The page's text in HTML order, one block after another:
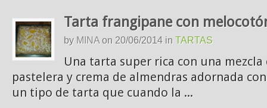
Tarta frangipane con
by MINA on 20/06/2014 in TARTAS
Una tarta super rica con una
pastelera y crema de almendras adornada
un tipo de tarta que cuando la ...